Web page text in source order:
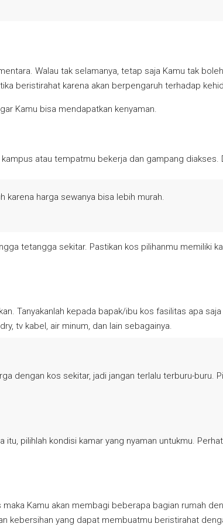
Walau tak selamanya, tetap saja Kamu tak
beristirahat karena akan berpengaruh terhadap
Kamu bisa mendapatkan kenyaman.
atau tempatmu bekerja dan gampang diakses.
karena harga sewanya bisa lebih murah.
tetangga sekitar. Pastikan kos pilihanmu memiliki
Tanyakanlah kepada bapak/ibu kos fasilitas apa
tv kabel, air minum, dan lain sebagainya.
dengan kos sekitar, jadi jangan terlalu terburu-buru.
pilihlah kondisi kamar yang nyaman untukmu.
Kamu akan membagi beberapa bagian rumah
kebersihan yang dapat membuatmu beristirahat